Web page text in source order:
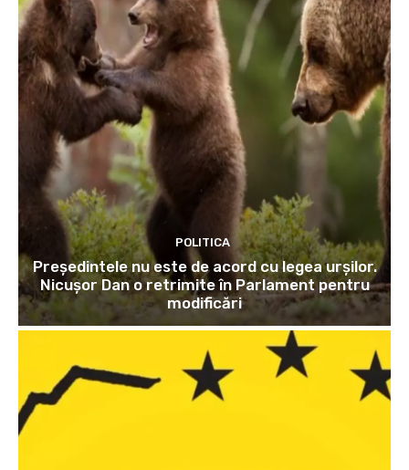
POLITICA
Președintele nu este de acord cu legea urșilor.
Nicușor Dan o retrimite în Parlament pentru
modificări